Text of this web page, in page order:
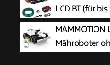
LCD BT (für
Multizonen-
Steuerung, für
Akku und
MAMMOTION
Mähroboter